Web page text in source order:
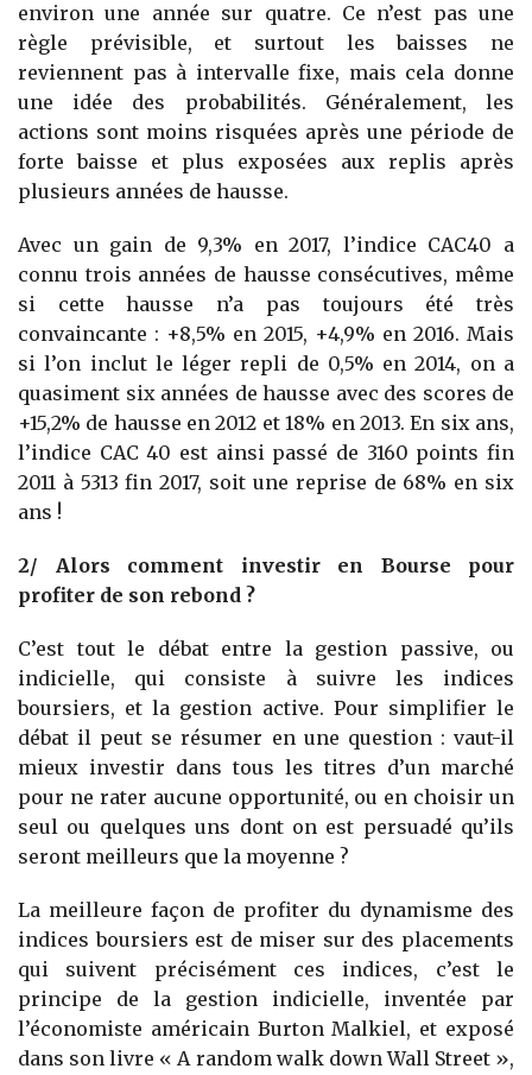
environ une année sur quatre. Ce n’est pas une
règle prévisible, et surtout les baisses ne
reviennent pas à intervalle fixe, mais cela donne
une idée des probabilités. Généralement, les
actions sont moins risquées après une période de
forte baisse et plus exposées aux replis après
plusieurs années de hausse.
Avec un gain de 9,3% en 2017, l’indice CAC40 a
connu trois années de hausse consécutives, même
si cette hausse n’a pas toujours été très
convaincante : +8,5% en 2015, +4,9% en 2016. Mais
si l’on inclut le léger repli de 0,5% en 2014, on a
quasiment six années de hausse avec des scores de
+15,2% de hausse en 2012 et 18% en 2013. En six ans,
l’indice CAC 40 est ainsi passé de 3160 points fin
2011 à 5313 fin 2017, soit une reprise de 68% en six
ans !
2/ Alors comment investir en Bourse pour
profiter de son rebond ?
C’est tout le débat entre la gestion passive, ou
indicielle, qui consiste à suivre les indices
boursiers, et la gestion active. Pour simplifier le
débat il peut se résumer en une question : vaut-il
mieux investir dans tous les titres d’un marché
pour ne rater aucune opportunité, ou en choisir un
seul ou quelques uns dont on est persuadé qu’ils
seront meilleurs que la moyenne ?
La meilleure façon de profiter du dynamisme des
indices boursiers est de miser sur des placements
qui suivent précisément ces indices, c’est le
principe de la gestion indicielle, inventée par
l’économiste américain Burton Malkiel, et exposé
dans son livre « A random walk down Wall Street »,